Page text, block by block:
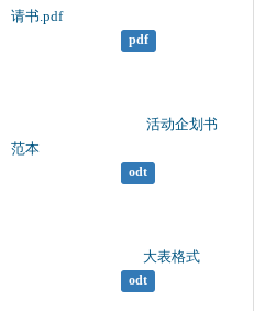
请书.pdf
pdf
范本
odt
odt